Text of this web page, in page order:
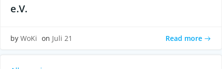
e.V.
by WoKi on Juli 21 Read more